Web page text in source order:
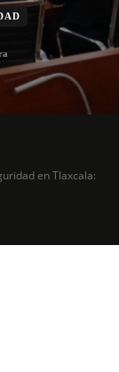
en Tlaxcala: